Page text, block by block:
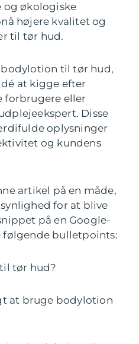
og økologiske
højere kvalitet og
til tør hud.
bodylotion til tør hud,
at kigge efter
forbrugere eller
Disse
oplysninger
og kundens
artikel på en måde,
for at blive
på en Google-
følgende bulletpoints:
tør hud?
at bruge bodylotion